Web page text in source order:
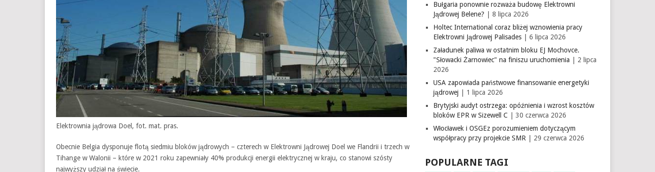
Elektrownia jądrowa Doel, fot. mat. pras.
Obecnie Belgia dysponuje flotą siedmiu bloków jądrowych – czterech w Elektrowni Jądrowej Doel we Flandrii i trzech w
Tihange w Walonii – które w 2021 roku zapewniały 40% produkcji energii elektrycznej w kraju, co stanowi szósty
najwyższy udział na świecie.
Bułgaria ponownie rozważa budowę Elektrowni
Jądrowej Belene? | 8 lipca 2026
Holtec International coraz bliżej wznowienia pracy
Elektrowni Jądrowej Palisades | 6 lipca 2026
Załadunek paliwa w ostatnim bloku EJ Mochovce.
"Słowacki Żarnowiec" na finiszu uruchomienia | 2 lipca
2026
USA zapowiada państwowe finansowanie energetyki
jądrowej | 1 lipca 2026
Brytyjski audyt ostrzega: opóźnienia i wzrost kosztów
bloków EPR w Sizewell C | 30 czerwca 2026
Włocławek i OSGEz porozumieniem dotyczącym
współpracy przy projekcie SMR | 29 czerwca 2026
POPULARNE TAGI